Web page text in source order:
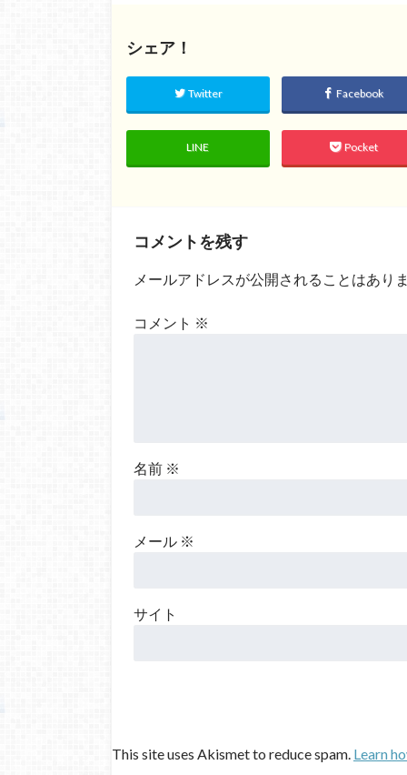
シェア！
Twitter Facebook
LINE Pocket
コメントを残す
メールアドレスが公開されることはあり
コメント ※
名前 ※
メール ※
サイト
This site uses Akismet to reduce spam. Learn